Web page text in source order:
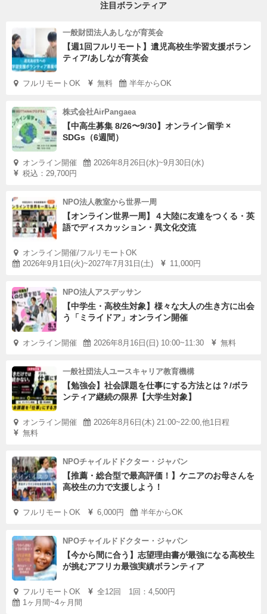
注目ボランティア
一般財団法人あしなが育英会
【週1回フルリモート】遺児高校生学習支援ボラン
ティア/あしなが育英会
フルリモートOK 無料 半年からOK
株式会社AirPangaea
【中高生募集 8/26〜9/30】オンライン留学 ×
SDGs（6週間）
オンライン開催
2026年8月26日(水)~9月30日(水)
税込：29,700円
NPO法人教室から世界一周
【オンライン世界一周】４大陸に友達をつくる・英
語でディスカッション・異文化交流
オンライン開催/フルリモートOK
2026年9月1日(火)~2027年7月31日(土)
11,000円
NPO法人アスデッサン
【中学生・高校生対象】様々な大人の生き方に出会
う「ミライドア」オンライン開催
オンライン開催 2026年8月16日(日) 10:00~11:30 無料
一般社団法人ユースキャリア教育機構
【勉強会】社会課題を仕事にする方法とは？/ボラ
ンティア継続の限界【大学生対象】
オンライン開催
2026年8月6日(木) 21:00~22:00,他1日程
無料
NPOチャイルドドクター・ジャパン
【推薦・総合型で最高評価！】ケニアのお母さんを
高校生の力で支援しよう！
フルリモートOK 6,000円 半年からOK
NPOチャイルドドクター・ジャパン
【今から間に合う】志望理由書が最強になる高校生
が挑むアフリカ最強実績ボランティア
フルリモートOK
全12回 1回：4,500円
1ヶ月間~4ヶ月間